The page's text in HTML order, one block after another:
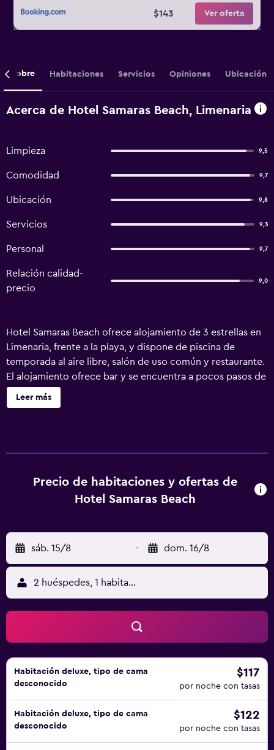
$143 Ver oferta
Sobre Habitaciones Servicios Opiniones Ubicación
Acerca de Hotel Samaras Beach, Limenaria
Limpieza 9,5
Comodidad 9,7
Ubicación 9,8
Servicios 9,3
Personal 9,7
Relación calidad-
precio
9,0
Hotel Samaras Beach ofrece alojamiento de 3 estrellas en
Limenaria, frente a la playa, y dispone de piscina de
temporada al aire libre, salón de uso común y restaurante.
El alojamiento ofrece bar y se encuentra a pocos pasos de
Playa de Limenaria. El hotel libre de humo cuenta con wifi
gratis en todo el alojamiento. El hotel ofrece habitaciones
disfrutar de un desayuno americano. Hotel Samaras Beach
ofrece terraza solárium. Hay alquiler de bicicletas y
km del alojamiento, y Maries Church está a 10 km. El
aeropuerto (Aeropuerto internacional de Kavala) está a 62
km.
Leer más
Precio de habitaciones y ofertas de
Hotel Samaras Beach
sáb. 15/8 - dom. 16/8
2 huéspedes, 1 habitación
Habitación deluxe, tipo de cama
desconocido
$117
por noche con tasas
Habitación deluxe, tipo de cama
desconocido
$122
por noche con tasas